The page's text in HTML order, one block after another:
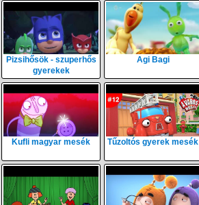
Pizsihősök - szuperhős
gyerekek
Agi Bagi
Kufli magyar mesék Tűzoltós gyerek mesék